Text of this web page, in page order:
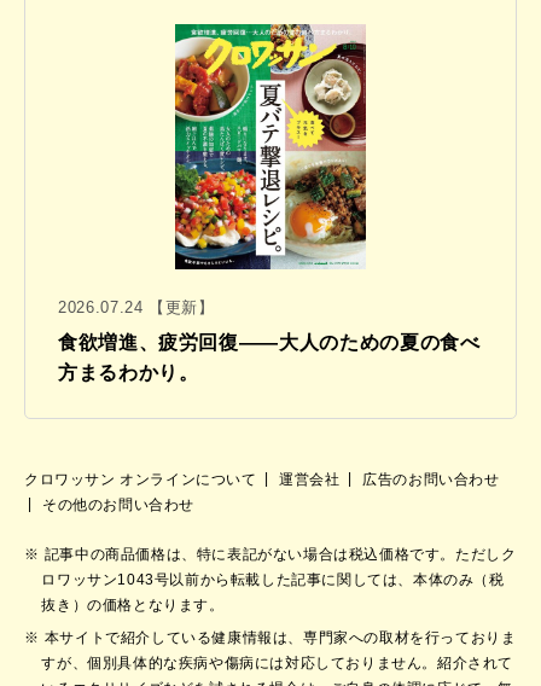
2026.07.24 【更新】
食欲増進、疲労回復——大人のための夏の食べ
方まるわかり。
クロワッサン オンラインについて 運営会社
広告のお問い合わせ
その他のお問い合わせ
記事中の商品価格は、特に表記がない場合は税込価格です。ただしク
ロワッサン1043号以前から転載した記事に関しては、本体のみ（税
抜き）の価格となります。
本サイトで紹介している健康情報は、専門家への取材を行っておりま
すが、個別具体的な疾病や傷病には対応しておりません。紹介されて